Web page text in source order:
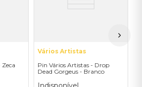
Vários Artistas
Pin Vários Artistas - Drop
Dead Gorgeus - Branco